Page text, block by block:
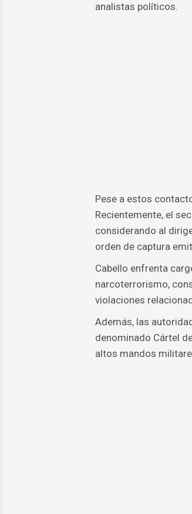
analistas políticos.
Pese a estos
Recientemente, el
considerando al
orden de captura
Cabello enfrenta
narcoterrorismo,
violaciones
Además, las
denominado Cártel
altos mandos